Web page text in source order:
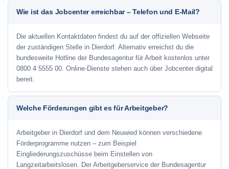
Wie ist das Jobcenter erreichbar – Telefon und E-Mail?
Die aktuellen Kontaktdaten findest du auf der offiziellen Webseite
der zuständigen Stelle in Dierdorf. Alternativ erreichst du die
bundesweite Hotline der Bundesagentur für Arbeit kostenlos unter
0800 4 5555 00. Online-Dienste stehen auch über Jobcenter.digital
bereit.
Welche Förderungen gibt es für Arbeitgeber?
Arbeitgeber in Dierdorf und dem Neuwied können verschiedene
Förderprogramme nutzen – zum Beispiel
Eingliederungszuschüsse beim Einstellen von
Langzeitarbeitslosen. Der Arbeitgeberservice der Bundesagentur